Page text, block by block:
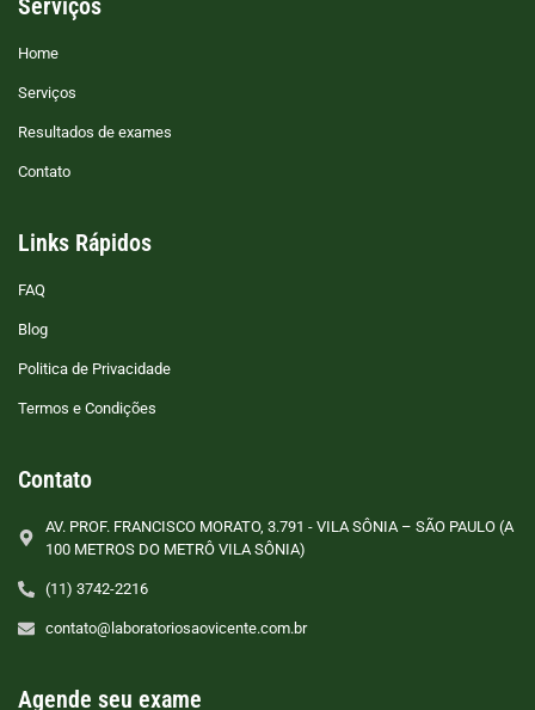
Serviços
Home
Serviços
Resultados de exames
Contato
Links Rápidos
FAQ
Blog
Politica de Privacidade
Termos e Condições
Contato
AV. PROF. FRANCISCO MORATO, 3.791 - VILA SÔNIA – SÃO PAULO (A
100 METROS DO METRÔ VILA SÔNIA)
(11) 3742-2216
contato@laboratoriosaovicente.com.br
Agende seu exame